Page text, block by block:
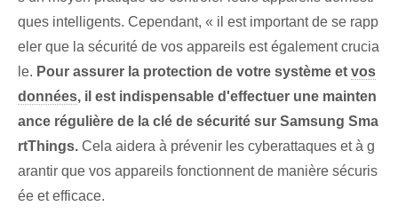
ques intelligents. Cependant, « il est important de se rapp
eler que la sécurité⁣ de vos appareils est également crucia
le. Pour assurer la protection de votre système et vos
données, il est indispensable d'effectuer une mainten
ance régulière de la clé de sécurité sur Samsung Sma
rtThings. Cela aidera à prévenir les cyberattaques et à g
arantir que vos appareils fonctionnent de manière sécuris
ée et efficace.